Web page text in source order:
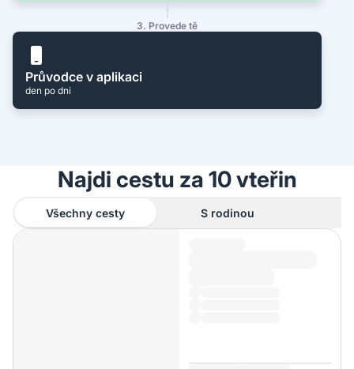
3. Provede tě
Průvodce v aplikaci
den po dni
Najdi cestu za 10 vteřin
Všechny cesty S rodinou